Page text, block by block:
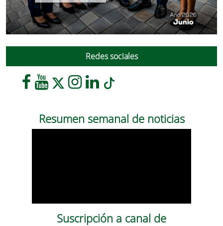
Redes sociales
Resumen semanal de noticias
Suscripción a canal de